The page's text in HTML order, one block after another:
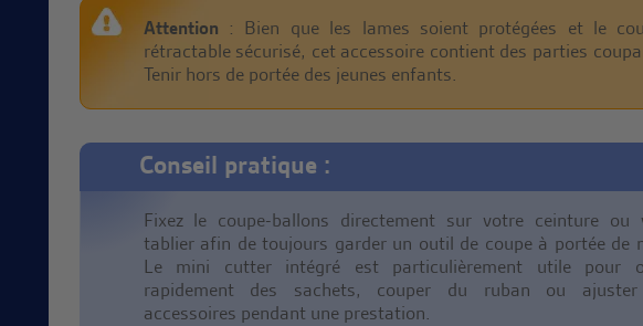
Attention : Bien que les lames soient protégées et le
rétractable sécurisé, cet accessoire contient des parties
Tenir hors de portée des jeunes enfants.
Conseil pratique :
Fixez le coupe-ballons directement sur votre ceinture ou
tablier afin de toujours garder un outil de coupe à portée de
Le mini cutter intégré est particulièrement utile pour
rapidement des sachets, couper du ruban ou
accessoires pendant une prestation.